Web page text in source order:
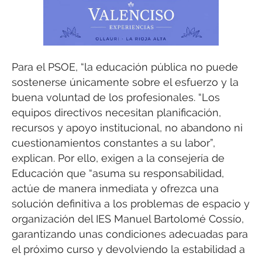
Para el PSOE, “la educación pública no puede
sostenerse únicamente sobre el esfuerzo y la
buena voluntad de los profesionales. “Los
equipos directivos necesitan planificación,
recursos y apoyo institucional, no abandono ni
cuestionamientos constantes a su labor”,
explican. Por ello, exigen a la consejería de
Educación que “asuma su responsabilidad,
actúe de manera inmediata y ofrezca una
solución definitiva a los problemas de espacio y
organización del IES Manuel Bartolomé Cossío,
garantizando unas condiciones adecuadas para
el próximo curso y devolviendo la estabilidad a